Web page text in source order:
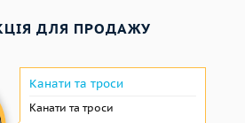
ДЛЯ ПРОДАЖУ
Канати та троси
Канати та троси